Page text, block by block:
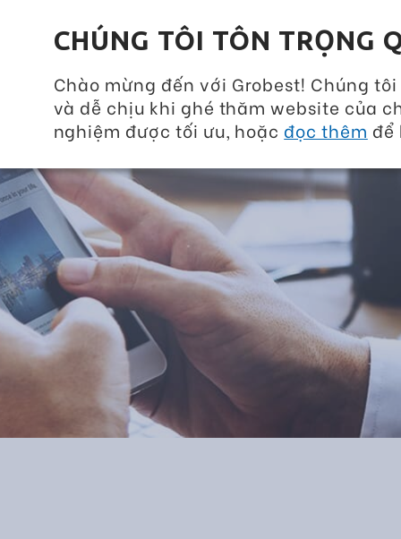
CHÚNG TÔI TÔN TRỌNG
Chào mừng đến với Grobest! Chúng
và dễ chịu khi ghé thăm website của
nghiệm được tối ưu, hoặc đọc thêm để
Grobest Group